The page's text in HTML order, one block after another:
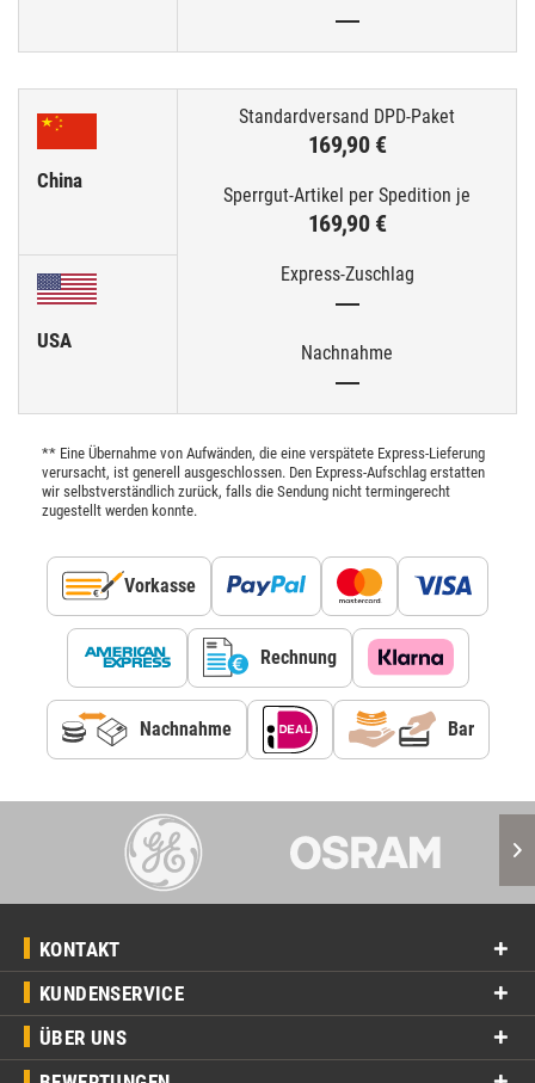
—
China
169,90 €
169,90 €
—
—
USA
** Eine Übernahme von Aufwänden, die eine verspätete Express-Lieferung
verursacht, ist generell ausgeschlossen. Den Express-Aufschlag erstatten
wir selbstverständlich zurück, falls die Sendung nicht termingerecht
zugestellt werden konnte.
Vorkasse
Rechnung
Nachnahme Bar
KONTAKT
KUNDENSERVICE
ÜBER UNS